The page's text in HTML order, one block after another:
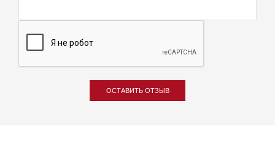
ОСТАВИТЬ ОТЗЫВ